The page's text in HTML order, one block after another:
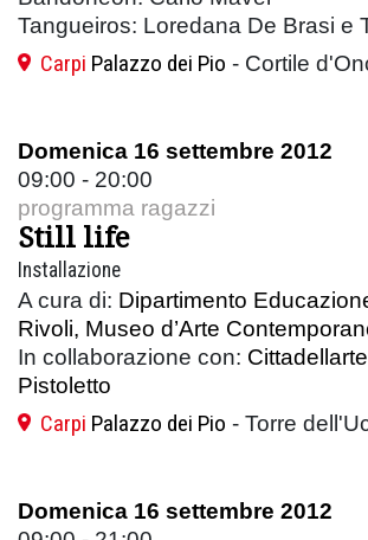
Tangueiros: Loredana De Brasi e
Carpi Palazzo dei Pio - Cortile
Domenica 16 settembre 2012
09:00 - 20:00
programma ragazzi
Still life
Installazione
A cura di: Dipartimento
Rivoli, Museo d’Arte
In collaborazione con:
Pistoletto
Carpi Palazzo dei Pio - Torre
Domenica 16 settembre 2012